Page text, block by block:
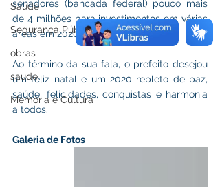
Saúde
Segurança Pública
obras
saude
Memória e Cultura
senadores (bancada federal) pouco mais
de 4 milhões para investimentos em várias
áreas em 2020.
Ao término da sua fala, o prefeito desejou
um feliz natal e um 2020 repleto de paz,
saúde, felicidades, conquistas e harmonia
a todos.
Galeria de Fotos